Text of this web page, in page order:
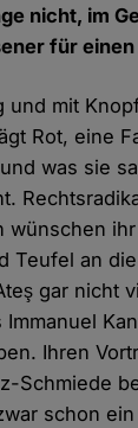
nicht, im
für
und mit
Rot, eine
was sie
wünschen
Teufel an
gar nicht
Ihren
Schmiede
schon